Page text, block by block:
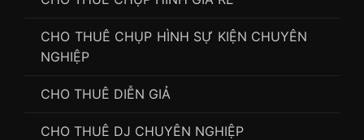
CHO THUÊ CHỤP HÌNH SỰ KIỆN CHUYÊN
NGHIỆP
CHO THUÊ DIỄN GIẢ
CHO THUÊ DJ CHUYÊN NGHIỆP